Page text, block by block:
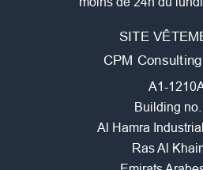
SITE
CPM
A1-
Building no.
Al Hamra
Ras Al